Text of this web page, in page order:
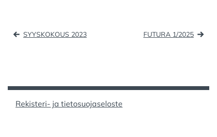
b
o
d
o
Artikkelien
SYYSKOKOUS 2023 FUTURA 1/2025
Rekisteri- ja tietosuojaseloste